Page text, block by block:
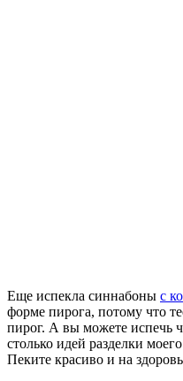
Еще испекла синнабоны с
форме пирога, потому что
пирог. А вы можете испечь
столько идей разделки
Пеките красиво и на